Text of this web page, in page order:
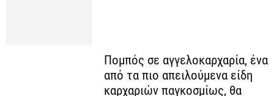
Πομπός σε αγγελοκαρχαρία, ένα
από τα πιο απειλούμενα είδη
καρχαριών παγκοσμίως, θα